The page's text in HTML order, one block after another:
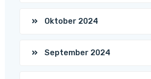
Oktober 2024
September 2024